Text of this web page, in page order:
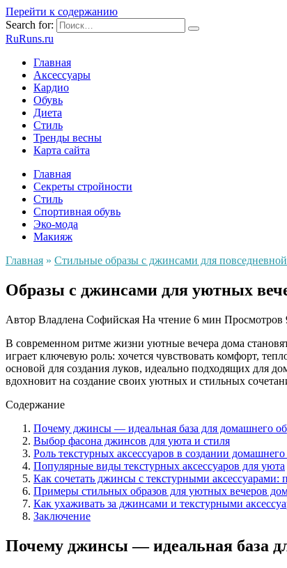
Перейти к содержанию
Search for:
RuRuns.ru
Главная
Аксессуары
Кардио
Обувь
Диета
Стиль
Тренды весны
Карта сайта
Главная
Секреты стройности
Стиль
Спортивная обувь
Эко-мода
Макияж
Главная » Стильные образы с джинсами для
Образы с джинсами для уютных
Автор Владлена Софийская На чтение 6 мин Просмотров
В современном ритме жизни уютные вечера дома
играет ключевую роль: хочется чувствовать комфорт,
основой для создания луков, идеально подходящих для
вдохновит на создание своих уютных и стильных
Содержание
Почему джинсы — идеальная база для домашнего
Выбор фасона джинсов для уюта и стиля
Роль текстурных аксессуаров в создании
Популярные виды текстурных аксессуаров для уюта
Как сочетать джинсы с текстурными аксессуарами:
Примеры стильных образов для уютных вечеров
Как ухаживать за джинсами и текстурными
Заключение
Почему джинсы — идеальная база